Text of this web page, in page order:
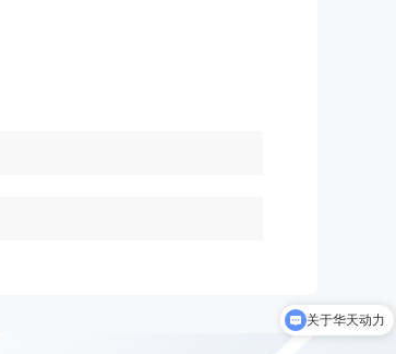
关于华天动力